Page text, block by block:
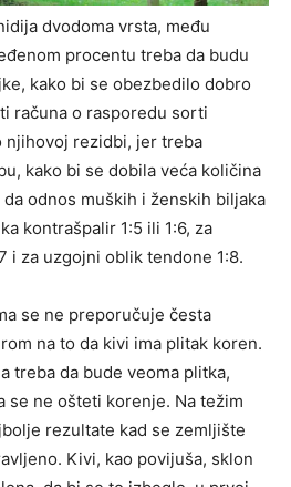
dvodoma vrsta, među
procentu treba da budu
kako bi se obezbedilo dobro
računa o rasporedu sorti
njihovoj rezidbi, jer treba
kako bi se dobila veća količina
odnos muških i ženskih biljaka
kontrašpalir 1:5 ili 1:6, za
i za uzgojni oblik tendone 1:8.
se ne preporučuje česta
na to da kivi ima plitak koren.
treba da bude veoma plitka,
se ne ošteti korenje. Na težim
rezultate kad se zemljište
Kivi, kao povijuša, sklon